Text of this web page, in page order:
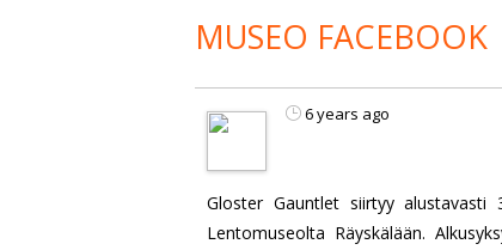
MUSEO FACEBOOK
6 years ago
Gloster Gauntlet siirtyy alustavasti
Lentomuseolta Räyskälään.